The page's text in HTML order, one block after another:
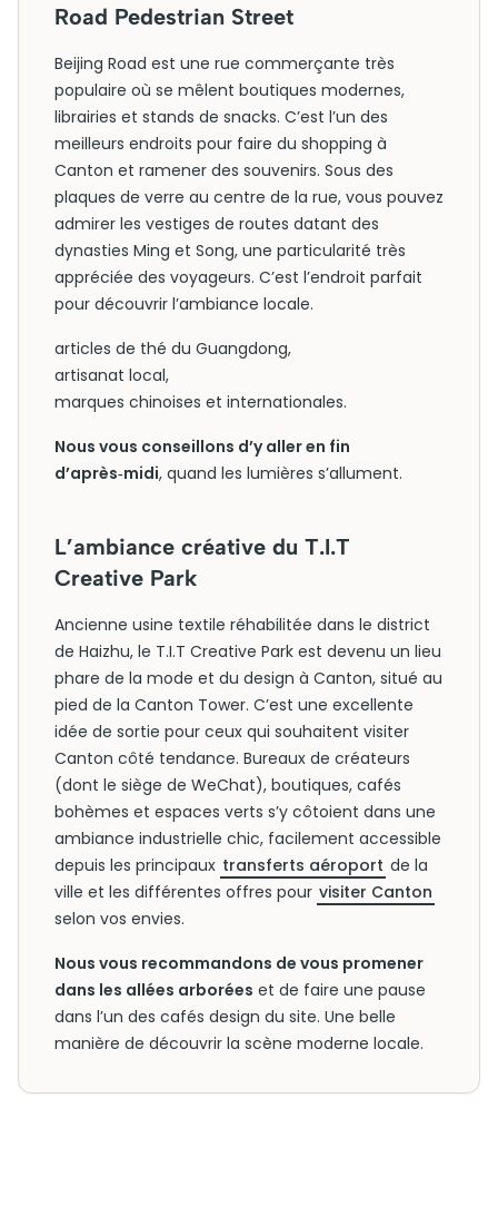
Road Pedestrian Street
Beijing Road est une rue commerçante très
populaire où se mêlent boutiques modernes,
librairies et stands de snacks. C’est l’un des
meilleurs endroits pour faire du shopping à
Canton et ramener des souvenirs. Sous des
plaques de verre au centre de la rue, vous pouvez
admirer les vestiges de routes datant des
dynasties Ming et Song, une particularité très
appréciée des voyageurs. C’est l’endroit parfait
pour découvrir l’ambiance locale.
articles de thé du Guangdong,
artisanat local,
marques chinoises et internationales.
Nous vous conseillons d’y aller en fin
d’après‑midi, quand les lumières s’allument.
L’ambiance créative du T.I.T
Creative Park
Ancienne usine textile réhabilitée dans le district
de Haizhu, le T.I.T Creative Park est devenu un lieu
phare de la mode et du design à Canton, situé au
pied de la Canton Tower. C’est une excellente
idée de sortie pour ceux qui souhaitent visiter
Canton côté tendance. Bureaux de créateurs
(dont le siège de WeChat), boutiques, cafés
bohèmes et espaces verts s’y côtoient dans une
ambiance industrielle chic, facilement accessible
depuis les principaux transferts aéroport de la
ville et les différentes offres pour visiter Canton
selon vos envies.
Nous vous recommandons de vous promener
dans les allées arborées et de faire une pause
dans l’un des cafés design du site. Une belle
manière de découvrir la scène moderne locale.